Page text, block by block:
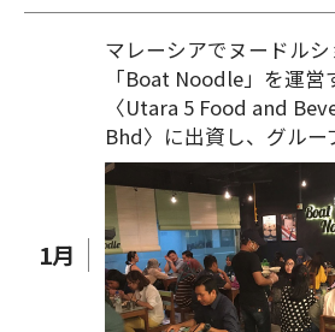
1月
マレーシアでヌードル
「Boat Noodle」を運営
〈Utara 5 Food and
Bhd〉に出資し、グルー